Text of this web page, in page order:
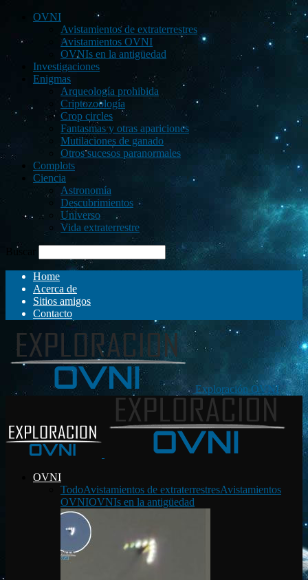
OVNI
Avistamientos de extraterrestres
Avistamientos OVNI
OVNIs en la antigüedad
Investigaciones
Enigmas
Arqueología prohibida
Criptozoología
Crop circles
Fantasmas y otras apariciones
Mutilaciones de ganado
Otros sucesos paranormales
Complots
Ciencia
Astronomía
Descubrimientos
Universo
Vida extraterrestre
Buscar
Home
Acerca de
Sitios amigos
Contacto
Exploración OVNI
OVNI
TodoAvistamientos de extraterrestresAvistamientos
OVNIOVNIs en la antigüedad